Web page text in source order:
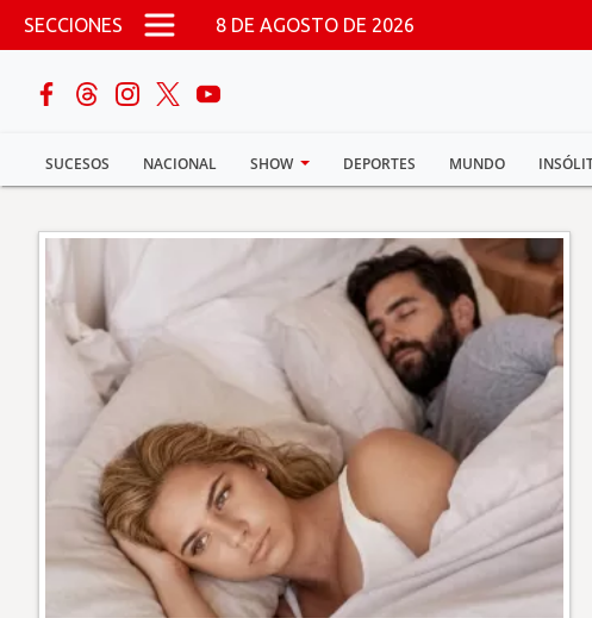
Pasar al contenido principal
SECCIONES 8 DE AGOSTO DE 2026
SUCESOS NACIONAL SHOW DEPORTES MUNDO
buscar
Sucesos
Nacional
Política
Deportes
Mundo
Insólitas